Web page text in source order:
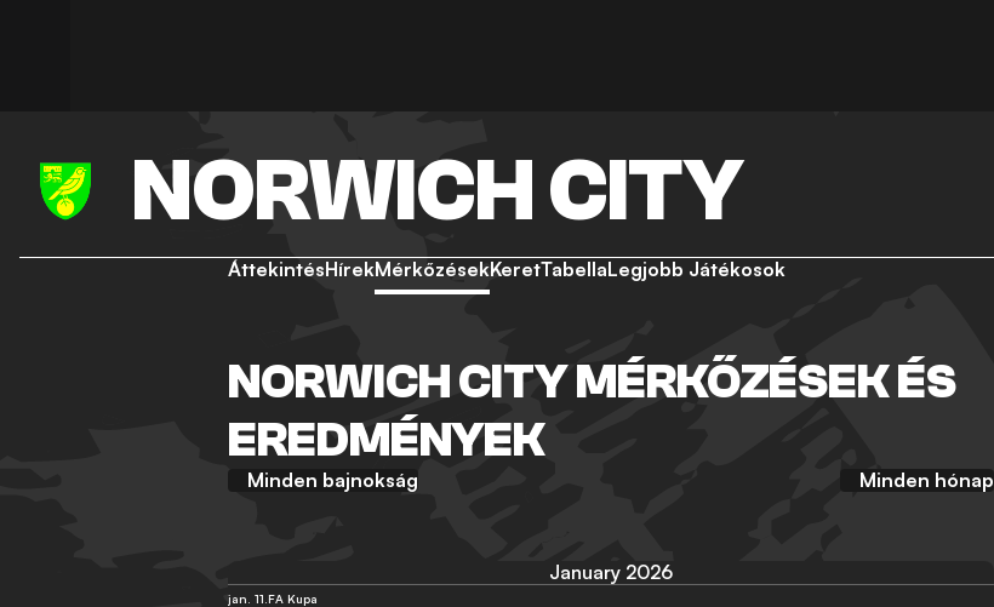
NORWICH CITY
ÁttekintésHírekMérkőzésekKeretTabellaLegjobb Játékosok
NORWICH CITY MÉRKŐZÉSEK ÉS
EREDMÉNYEK
Minden bajnokság Minden hónap
January 2026
jan. 11.FA Kupa